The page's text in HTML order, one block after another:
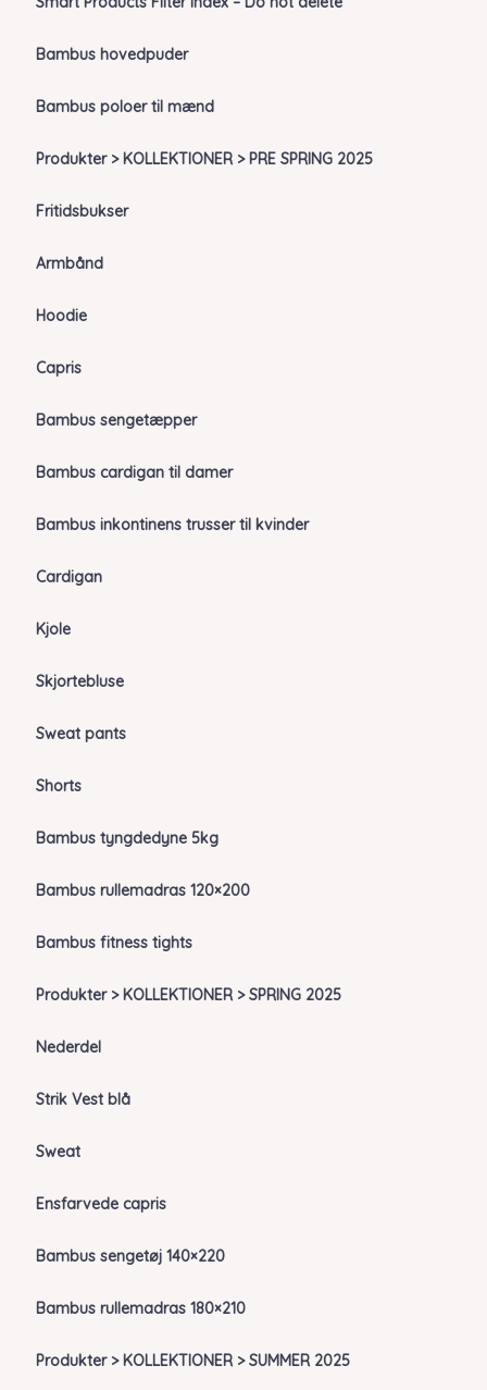
Bambus hovedpuder
Bambus poloer til mænd
Produkter > KOLLEKTIONER > PRE SPRING 2025
Fritidsbukser
Armbånd
Hoodie
Capris
Bambus sengetæpper
Bambus cardigan til damer
Bambus inkontinens trusser til kvinder
Cardigan
Kjole
Skjortebluse
Sweat pants
Shorts
Bambus tyngdedyne 5kg
Bambus rullemadras 120×200
Bambus fitness tights
Produkter > KOLLEKTIONER > SPRING 2025
Nederdel
Strik Vest blå
Sweat
Ensfarvede capris
Bambus sengetøj 140×220
Bambus rullemadras 180×210
Produkter > KOLLEKTIONER > SUMMER 2025